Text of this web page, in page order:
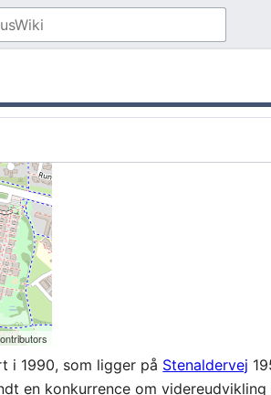
i 1990, som ligger på Stenaldervej
en konkurrence om